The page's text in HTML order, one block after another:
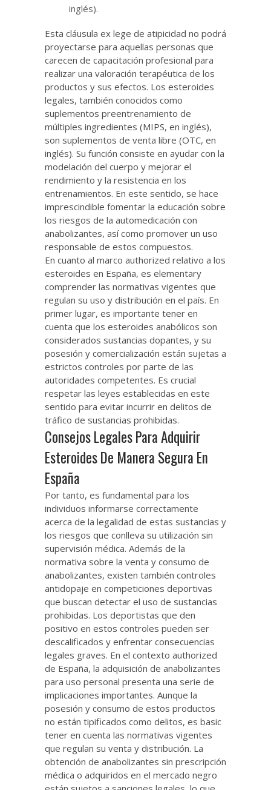
inglés).
Esta cláusula ex lege de atipicidad no podrá
proyectarse para aquellas personas que
carecen de capacitación profesional para
realizar una valoración terapéutica de los
productos y sus efectos. Los esteroides
legales, también conocidos como
suplementos preentrenamiento de
múltiples ingredientes (MIPS, en inglés),
son suplementos de venta libre (OTC, en
inglés). Su función consiste en ayudar con la
modelación del cuerpo y mejorar el
rendimiento y la resistencia en los
entrenamientos. En este sentido, se hace
imprescindible fomentar la educación sobre
los riesgos de la automedicación con
anabolizantes, así como promover un uso
responsable de estos compuestos.
En cuanto al marco authorized relativo a los
esteroides en España, es elementary
comprender las normativas vigentes que
regulan su uso y distribución en el país. En
primer lugar, es importante tener en
cuenta que los esteroides anabólicos son
considerados sustancias dopantes, y su
posesión y comercialización están sujetas a
estrictos controles por parte de las
autoridades competentes. Es crucial
respetar las leyes establecidas en este
sentido para evitar incurrir en delitos de
tráfico de sustancias prohibidas.
Consejos Legales Para Adquirir
Esteroides De Manera Segura En
España
Por tanto, es fundamental para los
individuos informarse correctamente
acerca de la legalidad de estas sustancias y
los riesgos que conlleva su utilización sin
supervisión médica. Además de la
normativa sobre la venta y consumo de
anabolizantes, existen también controles
antidopaje en competiciones deportivas
que buscan detectar el uso de sustancias
prohibidas. Los deportistas que den
positivo en estos controles pueden ser
descalificados y enfrentar consecuencias
legales graves. En el contexto authorized
de España, la adquisición de anabolizantes
para uso personal presenta una serie de
implicaciones importantes. Aunque la
posesión y consumo de estos productos
no están tipificados como delitos, es basic
tener en cuenta las normativas vigentes
que regulan su venta y distribución. La
obtención de anabolizantes sin prescripción
médica o adquiridos en el mercado negro